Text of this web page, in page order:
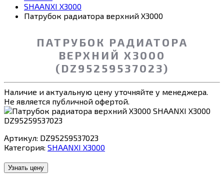
SHAANXI X3000
Патрубок радиатора верхний X3000
ПАТРУБОК РАДИАТОРА
ВЕРХНИЙ X3000
(DZ95259537023)
Наличие и актуальную цену уточняйте у менеджера.
Не является публичной офертой.
Артикул: DZ95259537023
Категория: SHAANXI X3000
Узнать цену